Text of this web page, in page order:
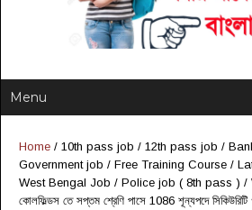
Home / 10th pass job / 12th pass job /
Government job / Free Training Course /
West Bengal Job / Police job ( 8th pass ) /
কোলফিল্ডস তে সপ্তম শ্রেণি পাসে 1086 শূন্যপদে